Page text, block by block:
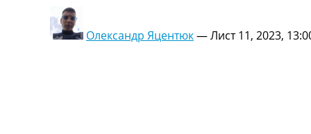
Олександр Яцентюк—Лист 11, 2023,